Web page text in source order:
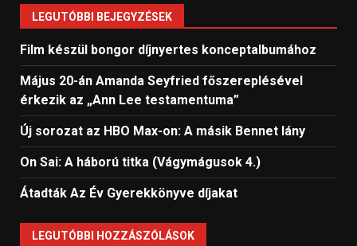
LEGUTÓBBI BEJEGYZÉSEK
Film készül bongor díjnyertes konceptalbumához
Május 20-án Amanda Seyfried főszereplésével
érkezik az „Ann Lee testamentuma”
Új sorozat az HBO Max-on: A másik Bennet lány
On Sai: A ​háború titka (Vágymágusok 4.)
Átadták Az Év Gyerekkönyve díjakat
LEGUTÓBBI HOZZÁSZÓLÁSOK